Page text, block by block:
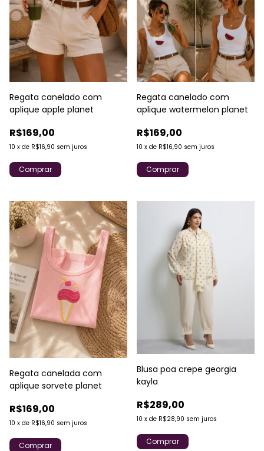
Regata canelado com
aplique apple planet
R$169,00
10 x de R$16,90 sem juros
Comprar
Regata canelado com
aplique watermelon planet
R$169,00
10 x de R$16,90 sem juros
Comprar
Regata canelada com
aplique sorvete planet
R$169,00
10 x de R$16,90 sem juros
Comprar
Blusa poa crepe georgia
kayla
R$289,00
10 x de R$28,90 sem juros
Comprar